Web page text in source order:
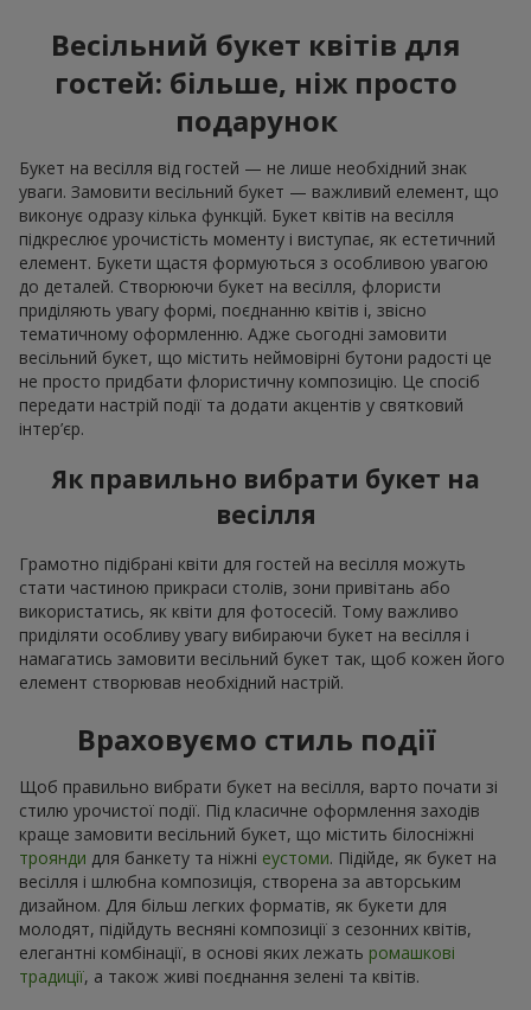
Весільний букет квітів для
гостей: більше, ніж просто
подарунок
Букет на весілля від гостей — не лише необхідний знак
уваги. Замовити весільний букет — важливий елемент, що
виконує одразу кілька функцій. Букет квітів на весілля
підкреслює урочистість моменту і виступає, як естетичний
елемент. Букети щастя формуються з особливою увагою
до деталей. Створюючи букет на весілля, флористи
приділяють увагу формі, поєднанню квітів і, звісно
тематичному оформленню. Адже сьогодні замовити
весільний букет, що містить неймовірні бутони радості це
не просто придбати флористичну композицію. Це спосіб
передати настрій події та додати акцентів у святковий
інтер’єр.
Як правильно вибрати букет на
весілля
Грамотно підібрані квіти для гостей на весілля можуть
стати частиною прикраси столів, зони привітань або
використатись, як квіти для фотосесій. Тому важливо
приділяти особливу увагу вибираючи букет на весілля і
намагатись замовити весільний букет так, щоб кожен його
елемент створював необхідний настрій.
Враховуємо стиль події
Щоб правильно вибрати букет на весілля, варто почати зі
стилю урочистої події. Під класичне оформлення заходів
краще замовити весільний букет, що містить білосніжні
троянди для банкету та ніжні еустоми. Підійде, як букет на
весілля і шлюбна композиція, створена за авторським
дизайном. Для більш легких форматів, як букети для
молодят, підійдуть весняні композиції з сезонних квітів,
елегантні комбінації, в основі яких лежать ромашкові
традиції, а також живі поєднання зелені та квітів.